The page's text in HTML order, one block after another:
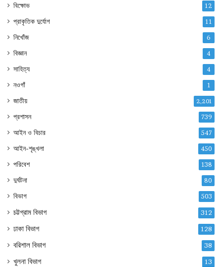
বিক্ষোভ 12
প্রাকৃতিক দুর্যোগ 11
নিখোঁজ 6
বিজ্ঞান 4
সাহিত্য 4
নওগাঁ 1
জাতীয় 2,201
প্রশাসন 739
আইন ও বিচার 547
আইন-শৃঙ্খলা 450
পরিবেশ 138
দুর্ঘটনা 80
বিভাগ 503
চট্টগ্রাম বিভাগ 312
ঢাকা বিভাগ 128
বরিশাল বিভাগ 38
খুলনা বিভাগ 13